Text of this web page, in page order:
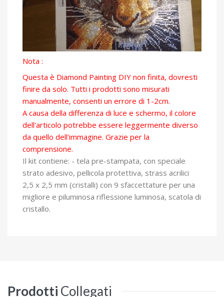
Nota :
Questa è Diamond Painting DIY non finita, dovresti
finire da solo. Tutti i prodotti sono misurati
manualmente, consenti un errore di 1-2cm.
A causa della differenza di luce e schermo, il colore
dell'articolo potrebbe essere leggermente diverso
da quello dell'immagine. Grazie per la
comprensione.
Il kit contiene: - tela pre-stampata, con speciale
strato adesivo, pellicola protettiva, strass acrilici
2,5 x 2,5 mm (cristalli) con 9 sfaccettature per una
migliore e piluminosa riflessione luminosa, scatola di
cristallo.
Prodotti Collegati